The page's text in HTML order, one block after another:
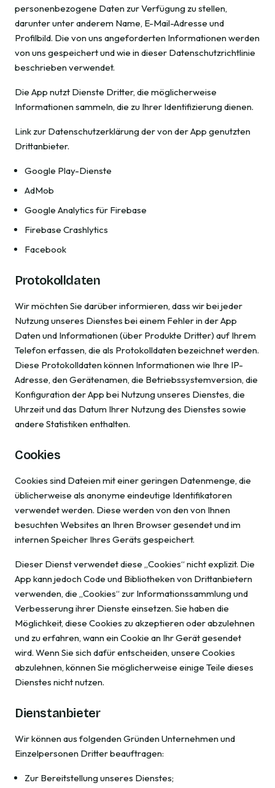
personenbezogene Daten zur Verfügung zu stellen,
darunter unter anderem Name, E-Mail-Adresse und
Profilbild. Die von uns angeforderten Informationen werden
von uns gespeichert und wie in dieser Datenschutzrichtlinie
beschrieben verwendet.
Die App nutzt Dienste Dritter, die möglicherweise
Informationen sammeln, die zu Ihrer Identifizierung dienen.
Link zur Datenschutzerklärung der von der App genutzten
Drittanbieter.
Google Play-Dienste
AdMob
Google Analytics für Firebase
Firebase Crashlytics
Facebook
Protokolldaten
Wir möchten Sie darüber informieren, dass wir bei jeder
Nutzung unseres Dienstes bei einem Fehler in der App
Daten und Informationen (über Produkte Dritter) auf Ihrem
Telefon erfassen, die als Protokolldaten bezeichnet werden.
Diese Protokolldaten können Informationen wie Ihre IP-
Adresse, den Gerätenamen, die Betriebssystemversion, die
Konfiguration der App bei Nutzung unseres Dienstes, die
Uhrzeit und das Datum Ihrer Nutzung des Dienstes sowie
andere Statistiken enthalten.
Cookies
Cookies sind Dateien mit einer geringen Datenmenge, die
üblicherweise als anonyme eindeutige Identifikatoren
verwendet werden. Diese werden von den von Ihnen
besuchten Websites an Ihren Browser gesendet und im
internen Speicher Ihres Geräts gespeichert.
Dieser Dienst verwendet diese „Cookies“ nicht explizit. Die
App kann jedoch Code und Bibliotheken von Drittanbietern
verwenden, die „Cookies“ zur Informationssammlung und
Verbesserung ihrer Dienste einsetzen. Sie haben die
Möglichkeit, diese Cookies zu akzeptieren oder abzulehnen
und zu erfahren, wann ein Cookie an Ihr Gerät gesendet
wird. Wenn Sie sich dafür entscheiden, unsere Cookies
abzulehnen, können Sie möglicherweise einige Teile dieses
Dienstes nicht nutzen.
Dienstanbieter
Wir können aus folgenden Gründen Unternehmen und
Einzelpersonen Dritter beauftragen:
Zur Bereitstellung unseres Dienstes;